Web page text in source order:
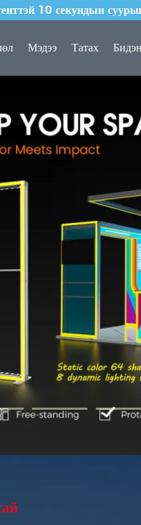
10 секундын
Мэдээ Татах